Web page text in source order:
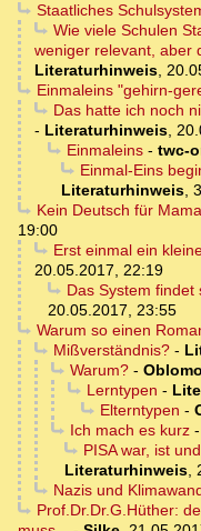
Staatliches
Wie viele Schulen
weniger relevant, aber
Literaturhinweis,
Einmaleins "gehirn-
Das hatte ich noch
- Literaturhinweis,
Einmaleins- twc-
Einmal-Eins
Literaturhinweis,
Kein Deutsch für
19:00
Erst einmal ein
20.05.2017, 22:19
Das System findet
20.05.2017, 23:55
Warum so einen
Mißverständnis?-
Warum?-
Lerntypen -
Elterntypen -
Ich mach es kurz-
PISA war, ist
Literaturhinweis,
Nazis und
Prof.Dr.Dr.G.Hüther: